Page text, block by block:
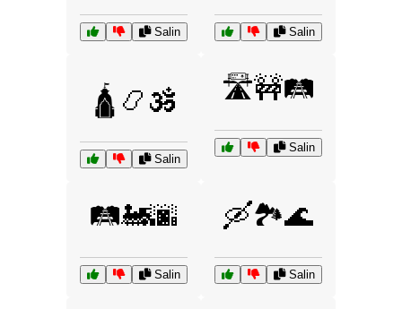
Salin Salin
🛕📿🕉️
Salin
🛣️🚧🛤️
Salin
🛤️🚂🌆
Salin
🛶🏞️🌊
Salin